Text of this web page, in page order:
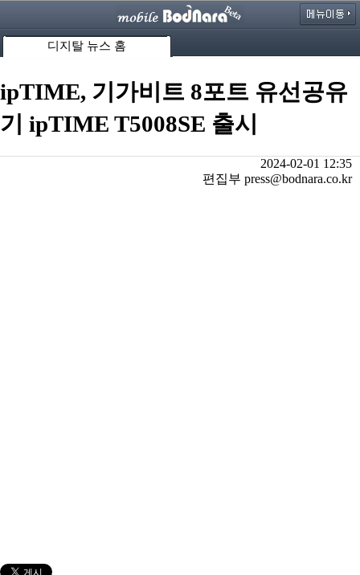
디지탈 뉴스 홈
ipTIME, 기가비트 8포트 유선공유
기 ipTIME T5008SE 출시
2024-02-01 12:35
편집부 press@bodnara.co.kr